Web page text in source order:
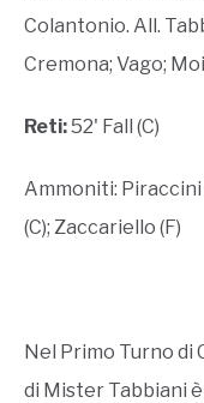
Colantonio. All.
Cremona; Vago;
Reti:52' Fall (C)
Ammoniti: Piraccini
(C); Zaccariello (F)
Nel Primo Turno di
di Mister Tabbiani